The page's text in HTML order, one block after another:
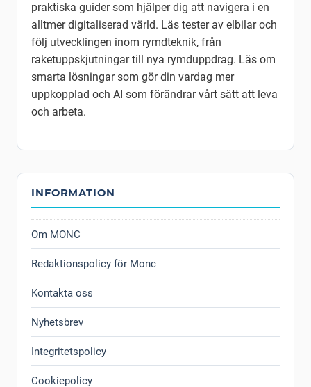
praktiska guider som hjälper dig att navigera i en
alltmer digitaliserad värld. Läs tester av elbilar och
följ utvecklingen inom rymdteknik, från
raketuppskjutningar till nya rymduppdrag. Läs om
smarta lösningar som gör din vardag mer
uppkopplad och AI som förändrar vårt sätt att leva
och arbeta.
INFORMATION
Om MONC
Redaktionspolicy för Monc
Kontakta oss
Nyhetsbrev
Integritetspolicy
Cookiepolicy